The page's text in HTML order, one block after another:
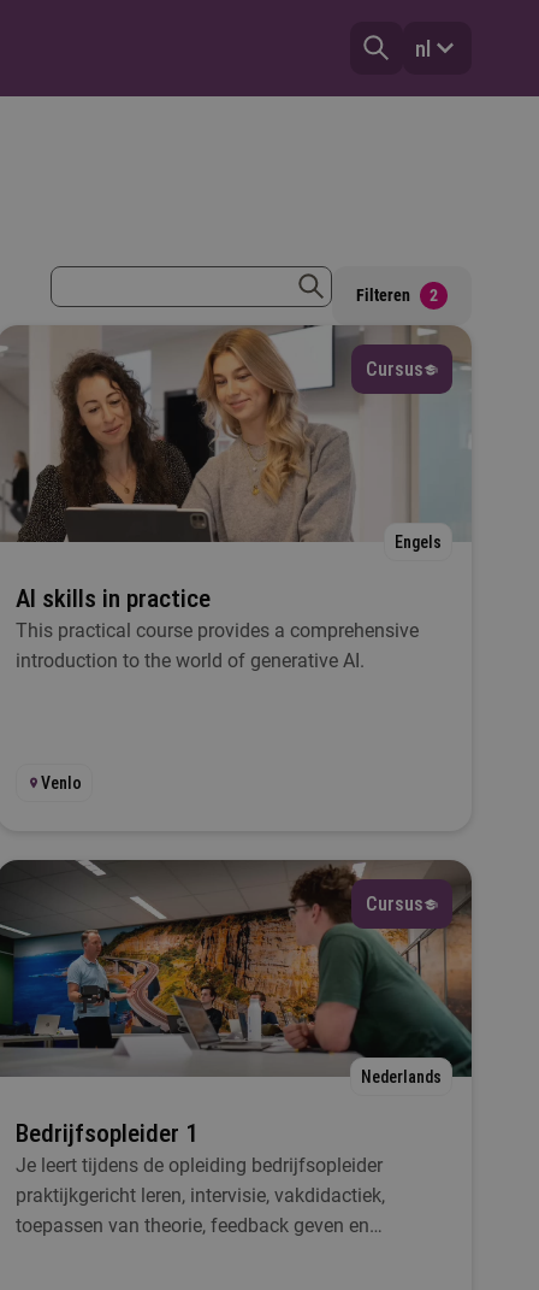
nl
zoekterm
zoeken
Filteren 2
Cursus
Engels
AI skills in practice
This practical course provides a comprehensive
introduction to the world of generative AI.
Venlo
Cursus
Nederlands
Bedrijfsopleider 1
Je leert tijdens de opleiding bedrijfsopleider
praktijkgericht leren, intervisie, vakdidactiek,
toepassen van theorie, feedback geven en